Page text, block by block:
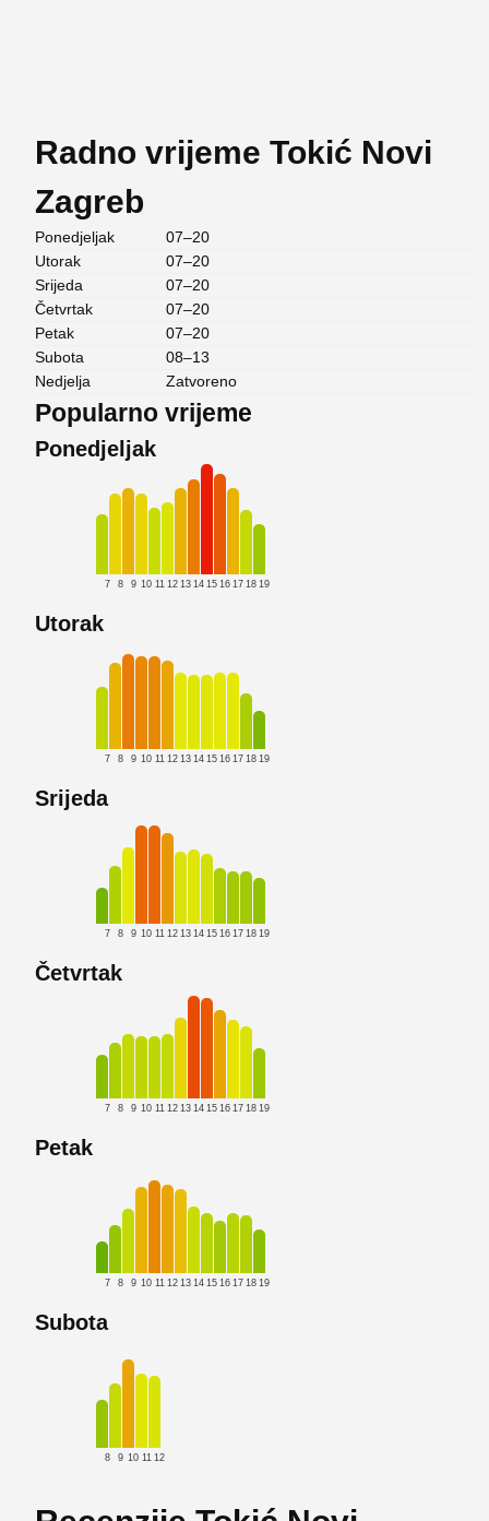
Radno vrijeme Tokić Novi
Zagreb
Ponedjeljak
07–20
Utorak
07–20
Srijeda
07–20
Četvrtak
07–20
Petak
07–20
Subota
08–13
Nedjelja
Zatvoreno
Popularno vrijeme
Ponedjeljak
7 8 9 10 11 12 13 14 15 16 17 18 19
Utorak
7 8 9 10 11 12 13 14 15 16 17 18 19
Srijeda
7 8 9 10 11 12 13 14 15 16 17 18 19
Četvrtak
7 8 9 10 11 12 13 14 15 16 17 18 19
Petak
7 8 9 10 11 12 13 14 15 16 17 18 19
Subota
8 9 10 11 12